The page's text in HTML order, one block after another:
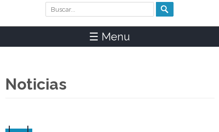
Formulario de búsqueda
Buscar
☰ Menu
Noticias